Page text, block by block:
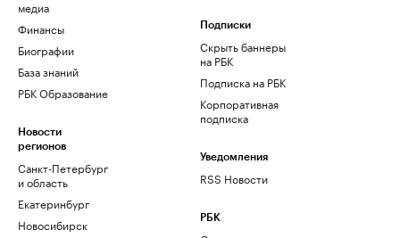
медиа
Финансы
Биографии
База знаний
РБК Образование
Новости
регионов
Санкт-Петербург
и область
Екатеринбург
Новосибирск
Подписки
Скрыть баннеры
на РБК
Подписка на РБК
Корпоративная
подписка
Уведомления
RSS Новости
РБК